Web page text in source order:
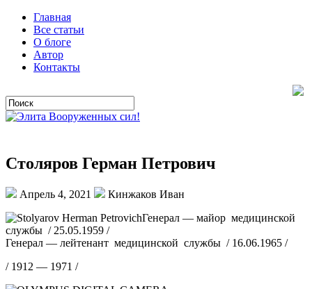
Главная
Все статьи
О блоге
Автор
Контакты
Столяров Герман Петрович
Апрель 4, 2021
Кинжаков Иван
Генерал — майор медицинской
службы / 25.05.1959 /
Генерал — лейтенант медицинской службы / 16.06.1965 /
/ 1912 — 1971 /